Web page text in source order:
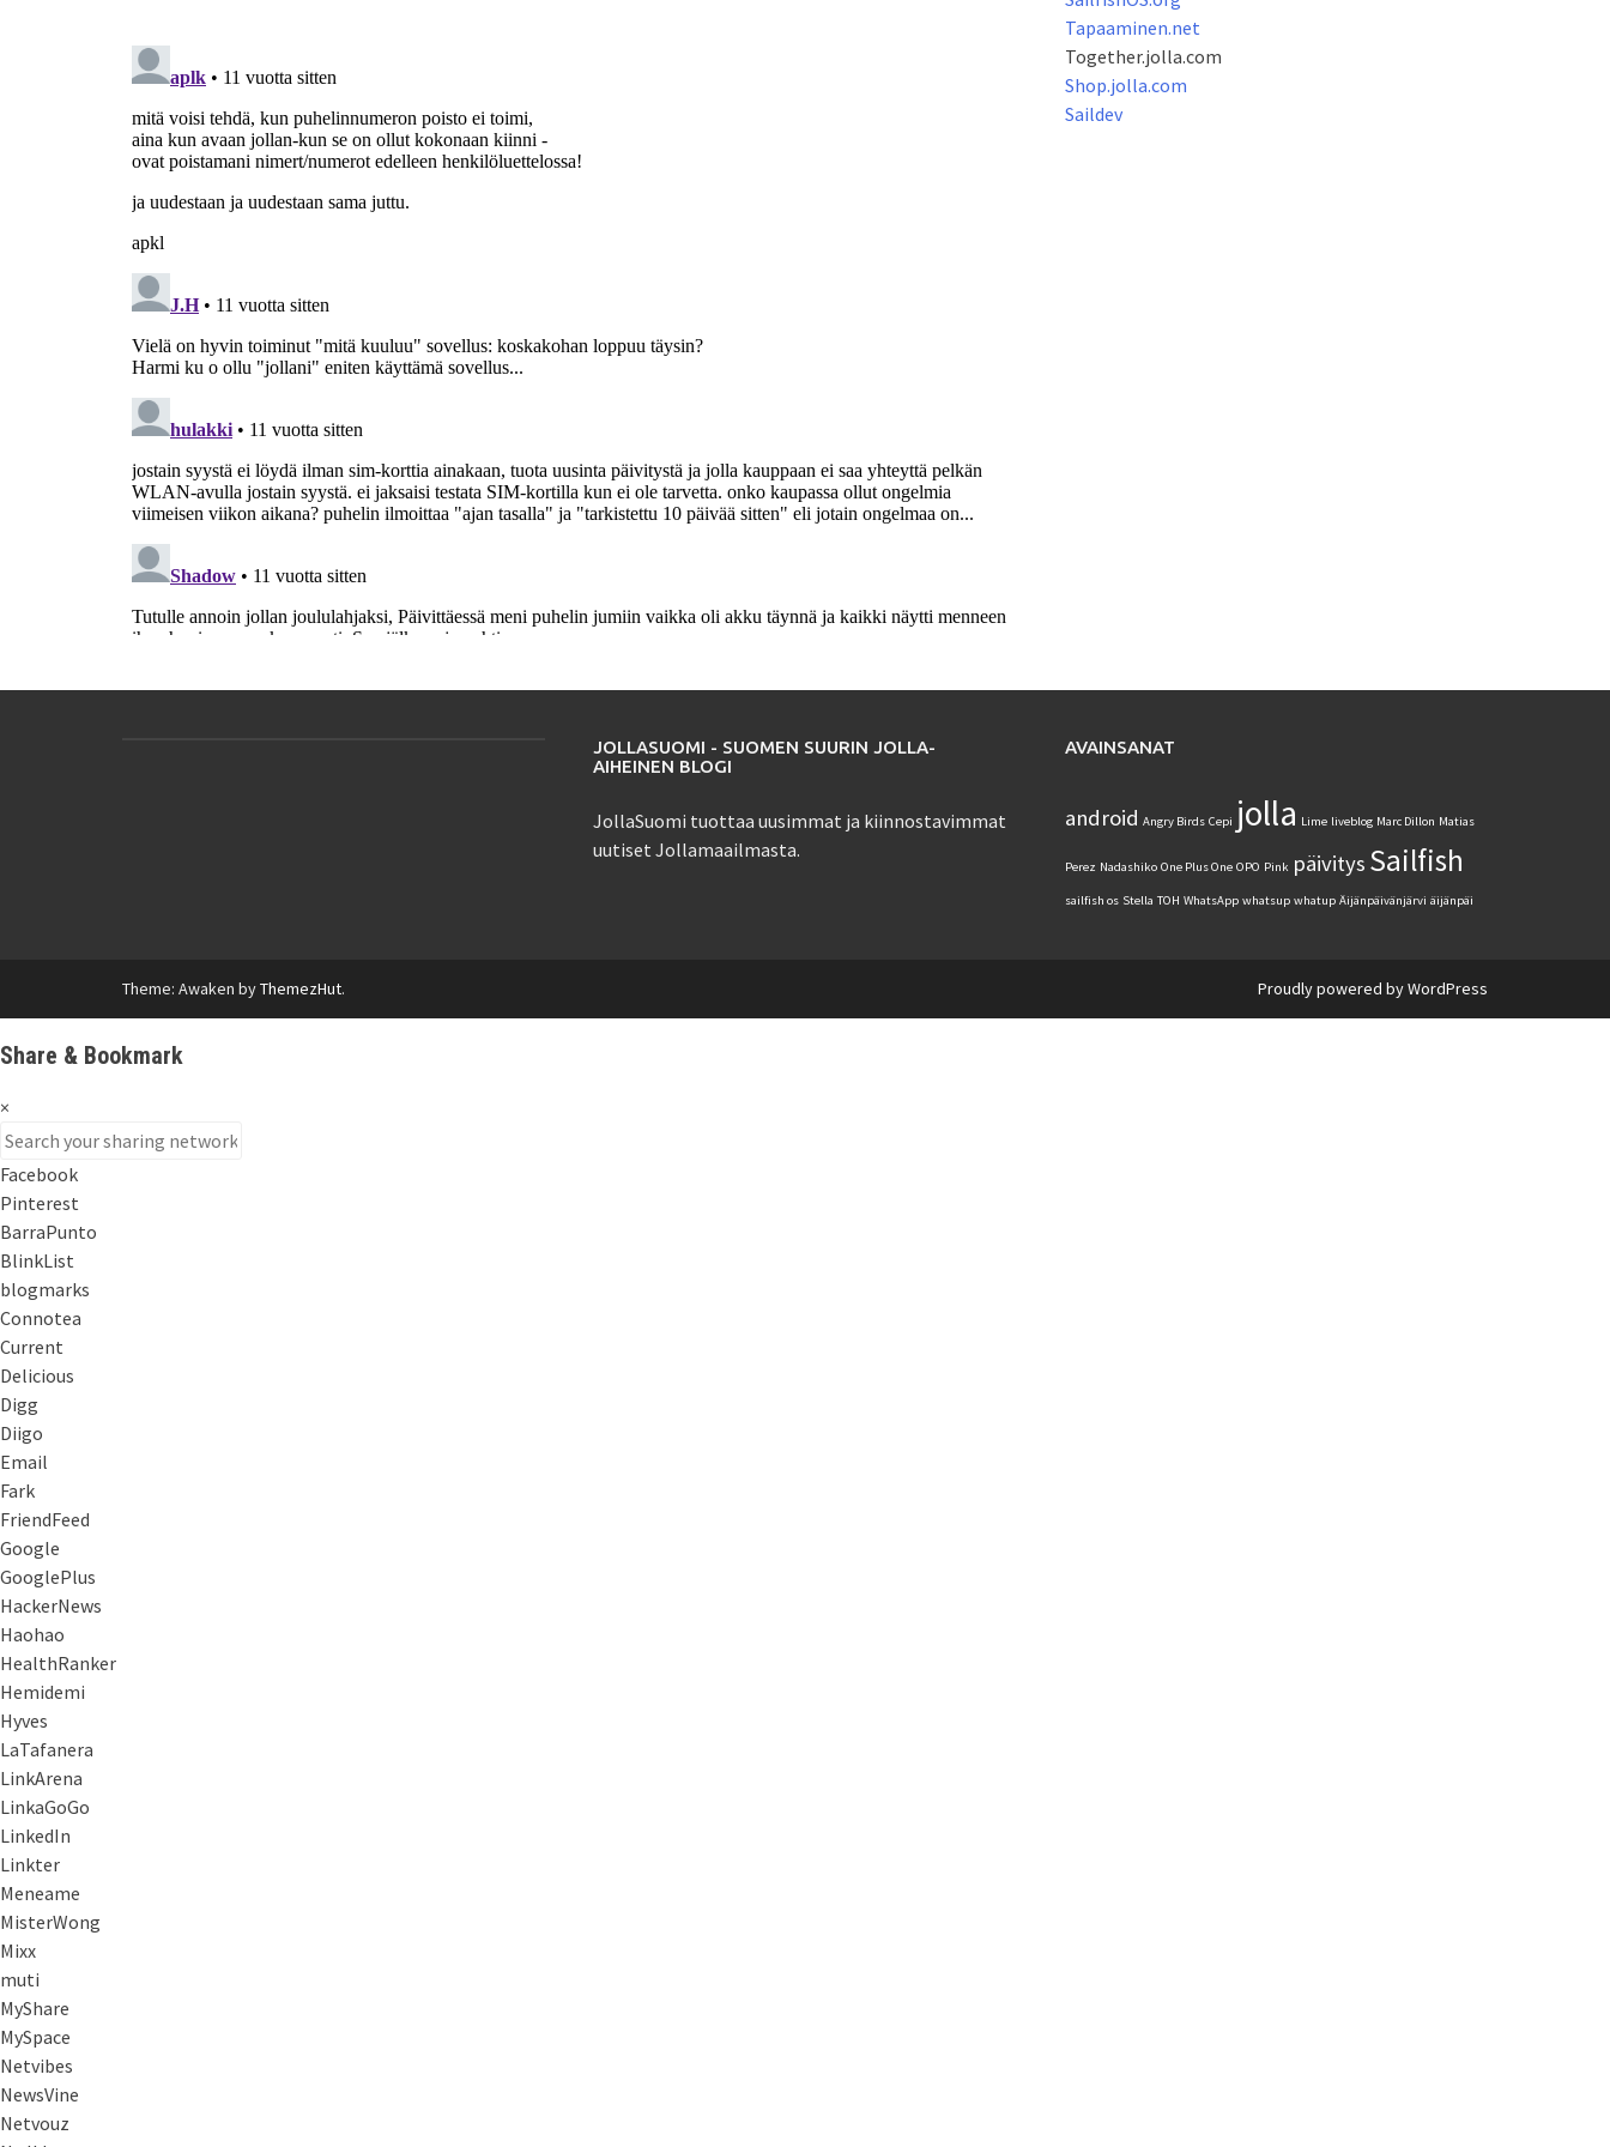
Tapaaminen.net
Together.jolla.com
Shop.jolla.com
Saildev
JOLLASUOMI - SUOMEN SUURIN JOLLA-
AIHEINEN BLOGI
JollaSuomi tuottaa uusimmat ja kiinnostavimmat
uutiset Jollamaailmasta.
AVAINSANAT
android Angry Birds Cepi jolla Lime liveblog Marc Dillon Matias
Perez Nadashiko One Plus One OPO Pink päivitys Sailfish
sailfish os Stella TOH WhatsApp whatsup whatup Äijänpäivänjärvi äijänpäi
Theme: Awaken byThemezHut. Proudly powered by WordPress
Share & Bookmark
×
Facebook
Pinterest
BarraPunto
BlinkList
blogmarks
Connotea
Current
Delicious
Digg
Diigo
Email
Fark
FriendFeed
Google
GooglePlus
HackerNews
Haohao
HealthRanker
Hemidemi
Hyves
LaTafanera
LinkArena
LinkaGoGo
LinkedIn
Linkter
Meneame
MisterWong
Mixx
muti
MyShare
MySpace
Netvibes
NewsVine
Netvouz